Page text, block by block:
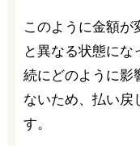
このように金額が
と異なる状態にな
続にどのように影
ないため、払い戻
す。